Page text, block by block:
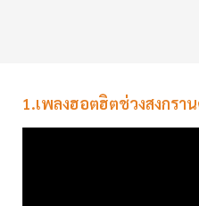
1.เพลงฮอตฮิตช่วงสงกรา